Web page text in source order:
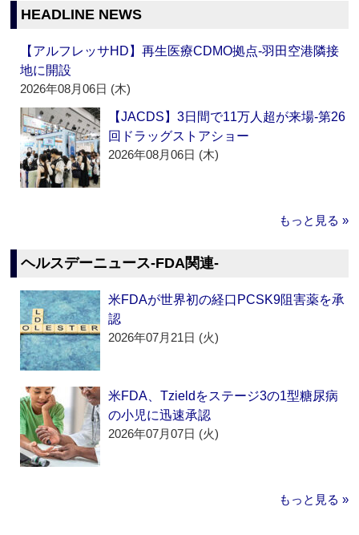
HEADLINE NEWS
【アルフレッサHD】再生医療CDMO拠点‐羽田空港隣接
地に開設
2026年08月06日 (木)
【JACDS】3日間で11万人超が来場‐第26
回ドラッグストアショー
2026年08月06日 (木)
もっと見る »
ヘルスデーニュース‐FDA関連‐
米FDAが世界初の経口PCSK9阻害薬を承
認
2026年07月21日 (火)
米FDA、Tzieldをステージ3の1型糖尿病
の小児に迅速承認
2026年07月07日 (火)
もっと見る »